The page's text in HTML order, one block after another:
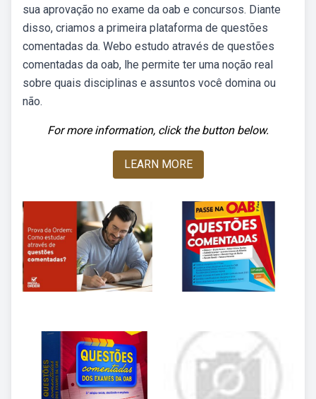
sua aprovação no exame da oab e concursos. Diante
disso, criamos a primeira plataforma de questões
comentadas da. Webo estudo através de questões
comentadas da oab, lhe permite ter uma noção real
sobre quais disciplinas e assuntos você domina ou
não.
For more information, click the button below.
LEARN MORE